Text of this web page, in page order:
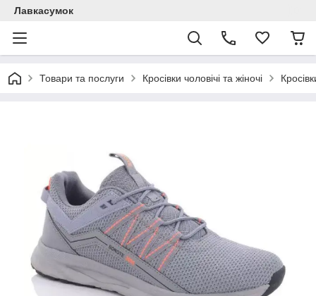
Лавкасумок
Товари та послуги Кросівки чоловічі та жіночі